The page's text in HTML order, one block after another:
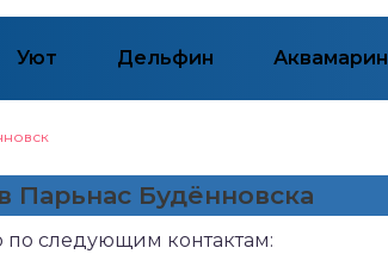
Уют Дельфин Аквамарин
Парьнас Будённовска
по следующим контактам: